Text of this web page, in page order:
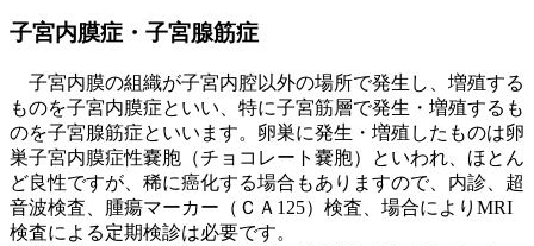
子宮内膜症・子宮腺筋症
子宮内膜の組織が子宮内腔以外の場所で発生し、増殖する
ものを子宮内膜症といい、特に子宮筋層で発生・増殖するも
のを子宮腺筋症といいます。卵巣に発生・増殖したものは卵
巣子宮内膜症性嚢胞（チョコレート嚢胞）といわれ、ほとん
ど良性ですが、稀に癌化する場合もありますので、内診、超
音波検査、腫瘍マーカー（ＣＡ125）検査、場合によりMRI
検査による定期検診は必要です。